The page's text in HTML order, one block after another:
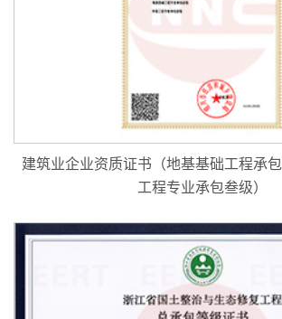
建筑业企业资质证书（地基基础工程承
工程专业承包叁级）